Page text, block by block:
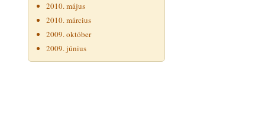
2010. május
2010. március
2009. október
2009. június